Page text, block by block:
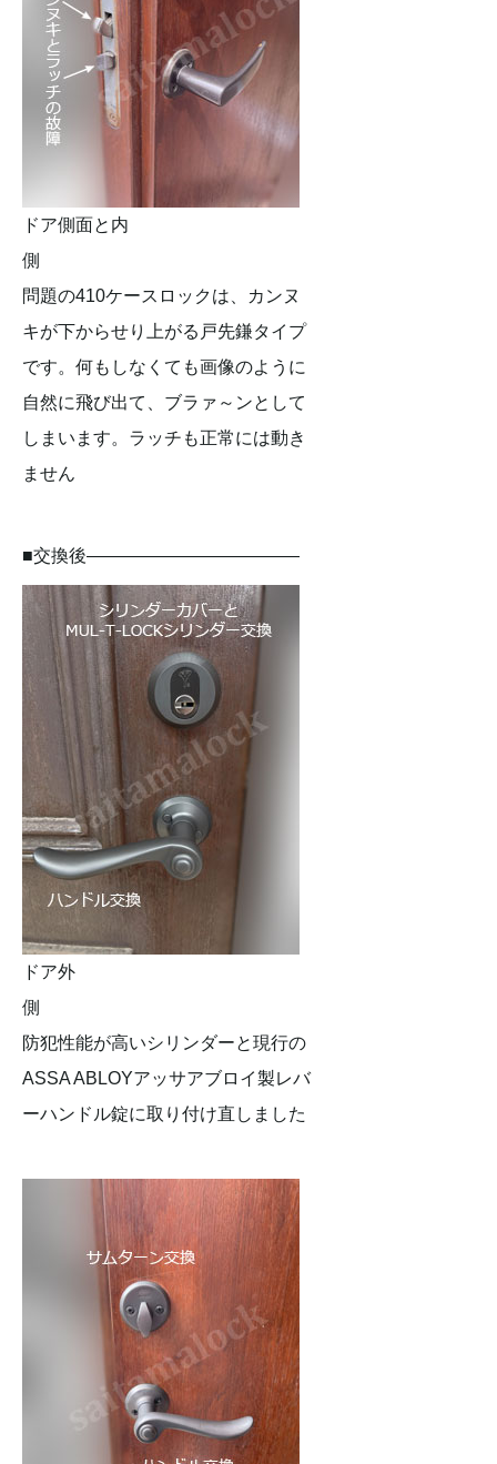
ドア側面と内
側
問題の410ケースロックは、カンヌ
キが下からせり上がる戸先鎌タイプ
です。何もしなくても画像のように
自然に飛び出て、ブラァ～ンとして
しまいます。ラッチも正常には動き
ません
■交換後————————————
ドア外
防犯性能が高いシリンダーと現行の
ASSA ABLOYアッサアブロイ製レバ
ーハンドル錠に取り付け直しました